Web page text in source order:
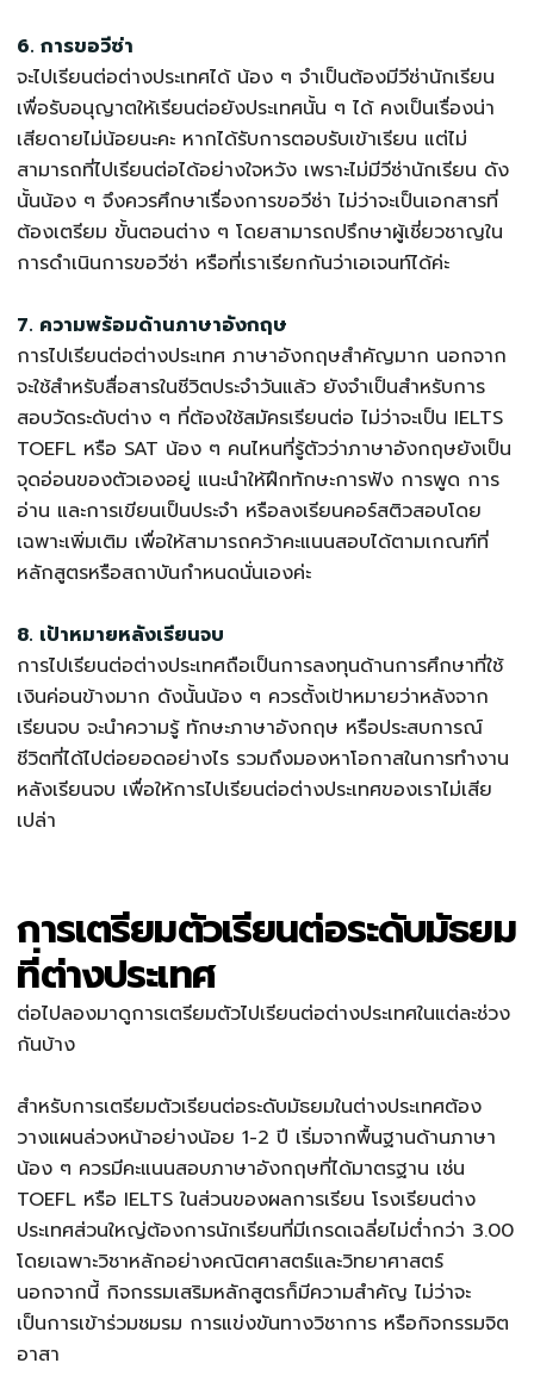
6. การขอวีซ่า
จะไปเรียนต่อต่างประเทศได้ น้อง ๆ จำเป็นต้องมีวีซ่านักเรียน
เพื่อรับอนุญาตให้เรียนต่อยังประเทศนั้น ๆ ได้ คงเป็นเรื่องน่า
เสียดายไม่น้อยนะคะ หากได้รับการตอบรับเข้าเรียน แต่ไม่
สามารถที่ไปเรียนต่อได้อย่างใจหวัง เพราะไม่มีวีซ่านักเรียน ดัง
นั้นน้อง ๆ จึงควรศึกษาเรื่องการขอวีซ่า ไม่ว่าจะเป็นเอกสารที่
ต้องเตรียม ขั้นตอนต่าง ๆ โดยสามารถปรึกษาผู้เชี่ยวชาญใน
การดำเนินการขอวีซ่า หรือที่เราเรียกกันว่าเอเจนท์ได้ค่ะ
7. ความพร้อมด้านภาษาอังกฤษ
การไปเรียนต่อต่างประเทศ ภาษาอังกฤษสำคัญมาก นอกจาก
จะใช้สำหรับสื่อสารในชีวิตประจำวันแล้ว ยังจำเป็นสำหรับการ
สอบวัดระดับต่าง ๆ ที่ต้องใช้สมัครเรียนต่อ ไม่ว่าจะเป็น IELTS
TOEFL หรือ SAT น้อง ๆ คนไหนที่รู้ตัวว่าภาษาอังกฤษยังเป็น
จุดอ่อนของตัวเองอยู่ แนะนำให้ฝึกทักษะการฟัง การพูด การ
อ่าน และการเขียนเป็นประจำ หรือลงเรียนคอร์สติวสอบโดย
เฉพาะเพิ่มเติม เพื่อให้สามารถคว้าคะแนนสอบได้ตามเกณฑ์ที่
หลักสูตรหรือสถาบันกำหนดนั่นเองค่ะ
8. เป้าหมายหลังเรียนจบ
การไปเรียนต่อต่างประเทศถือเป็นการลงทุนด้านการศึกษาที่ใช้
เงินค่อนข้างมาก ดังนั้นน้อง ๆ ควรตั้งเป้าหมายว่าหลังจาก
เรียนจบ จะนำความรู้ ทักษะภาษาอังกฤษ หรือประสบการณ์
ชีวิตที่ได้ไปต่อยอดอย่างไร รวมถึงมองหาโอกาสในการทำงาน
หลังเรียนจบ เพื่อให้การไปเรียนต่อต่างประเทศของเราไม่เสีย
เปล่า
การเตรียมตัวเรียนต่อระดับมัธยม
ที่ต่างประเทศ
ต่อไปลองมาดูการเตรียมตัวไปเรียนต่อต่างประเทศในแต่ละช่วง
กันบ้าง
สำหรับการเตรียมตัวเรียนต่อระดับมัธยมในต่างประเทศต้อง
วางแผนล่วงหน้าอย่างน้อย 1-2 ปี เริ่มจากพื้นฐานด้านภาษา
น้อง ๆ ควรมีคะแนนสอบภาษาอังกฤษที่ได้มาตรฐาน เช่น
TOEFL หรือ IELTS ในส่วนของผลการเรียน โรงเรียนต่าง
ประเทศส่วนใหญ่ต้องการนักเรียนที่มีเกรดเฉลี่ยไม่ต่ำกว่า 3.00
โดยเฉพาะวิชาหลักอย่างคณิตศาสตร์และวิทยาศาสตร์
นอกจากนี้ กิจกรรมเสริมหลักสูตรก็มีความสำคัญ ไม่ว่าจะ
เป็นการเข้าร่วมชมรม การแข่งขันทางวิชาการ หรือกิจกรรมจิต
อาสา